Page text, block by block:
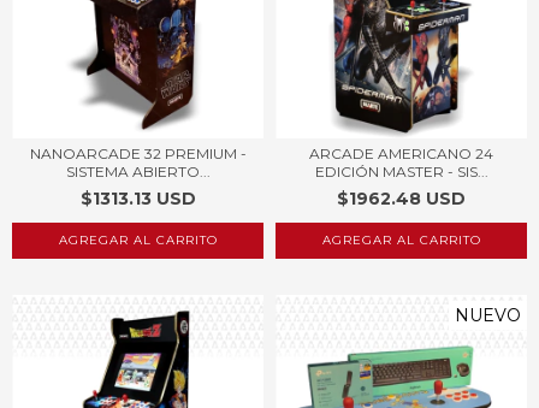
NANOARCADE 32 PREMIUM -
SISTEMA ABIERTO...
$1313.13 USD
AGREGAR AL CARRITO
ARCADE AMERICANO 24
EDICIÓN MASTER - SIS...
$1962.48 USD
AGREGAR AL CARRITO
NUEVO